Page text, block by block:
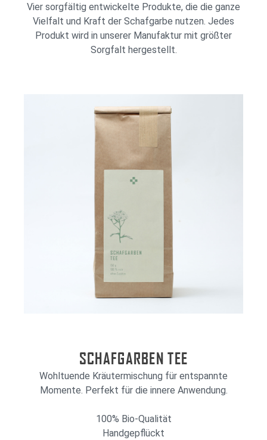
Vier sorgfältig entwickelte Produkte, die die ganze
Vielfalt und Kraft der Schafgarbe nutzen. Jedes
Produkt wird in unserer Manufaktur mit größter
Sorgfalt hergestellt.
SCHAFGARBEN TEE
Wohltuende Kräutermischung für entspannte
Momente. Perfekt für die innere Anwendung.
100% Bio-Qualität
Handgepflückt